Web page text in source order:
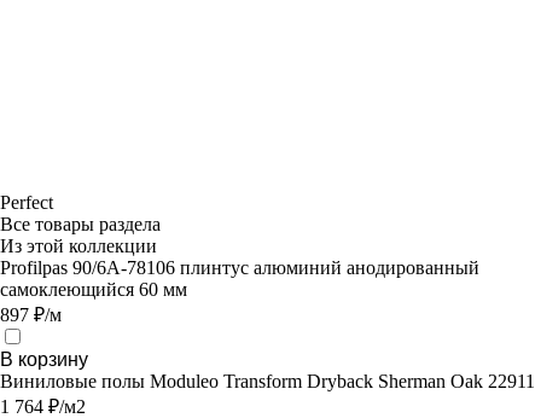
Perfect
Все товары раздела
Из этой коллекции
Profilpas 90/6A-78106 плинтус алюминий анодированный
самоклеющийся 60 мм
897 ₽/м
В корзину
Виниловые полы Moduleo Transform Dryback Sherman Oak 22911
1 764 ₽/м2